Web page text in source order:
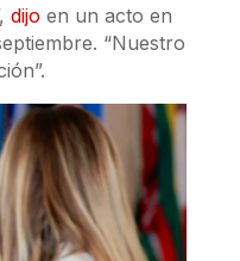
dijo en un acto en
“Nuestro